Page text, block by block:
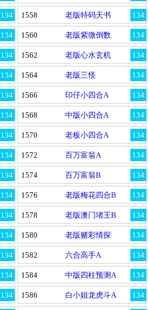
134 134
1558 老版特码天书
134 134
1560 老版紫微倒数
134 134
1562 老版心水玄机
134 134
1564 老版三怪
134 134
1566 印仔小四合A
134 134
1568 中版小四合A
134 134
1570 老板小四合A
134 134
1572 百万富翁A
134 134
1574 百万富翁B
134 134
1576 老版梅花四合B
134 134
1578 老版澳门堵王B
134 134
1580 老版赌彩情探
134 134
1582 六合高手A
134 134
1584 中版四柱预测A
134 134
1586 白小姐龙虎斗A